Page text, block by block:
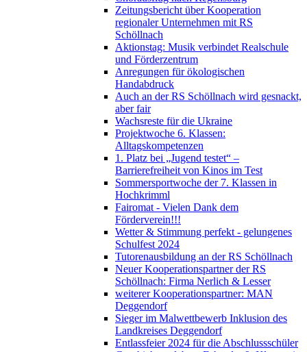
Zeitungsbericht über Kooperation
regionaler Unternehmen mit RS
Schöllnach
Aktionstag: Musik verbindet Realschule
und Förderzentrum
Anregungen für ökologischen
Handabdruck
Auch an der RS Schöllnach wird gesnackt,
aber fair
Wachsreste für die Ukraine
Projektwoche 6. Klassen:
Alltagskompetenzen
1. Platz bei „Jugend testet“ –
Barrierefreiheit von Kinos im Test
Sommersportwoche der 7. Klassen in
Hochkrimml
Fairomat - Vielen Dank dem
Förderverein!!!
Wetter & Stimmung perfekt - gelungenes
Schulfest 2024
Tutorenausbildung an der RS Schöllnach
Neuer Kooperationspartner der RS
Schöllnach: Firma Nerlich & Lesser
weiterer Kooperationspartner: MAN
Deggendorf
Sieger im Malwettbewerb Inklusion des
Landkreises Deggendorf
Entlassfeier 2024 für die Abschlussschüler